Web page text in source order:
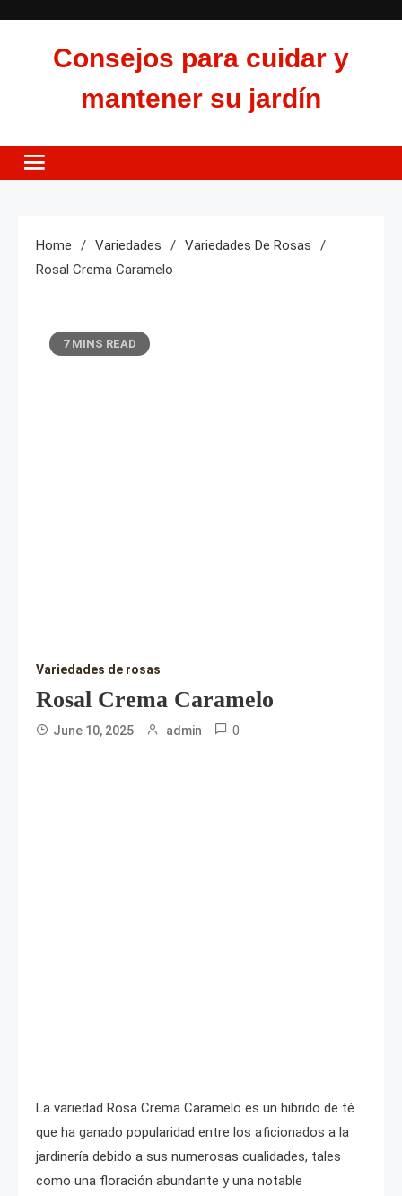
Consejos para cuidar y
mantener su jardín
Home Variedades
Variedades De Rosas
Rosal Crema Caramelo
7 MINS READ
Variedades de rosas
Rosal Crema Caramelo
June 10, 2025 admin 0
La variedad Rosa Crema Caramelo es un hibrido de té
que ha ganado popularidad entre los aficionados a la
jardinería debido a sus numerosas cualidades, tales
como una floración abundante y una notable